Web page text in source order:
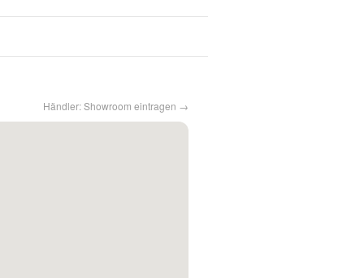
Händler: Showroom eintragen →